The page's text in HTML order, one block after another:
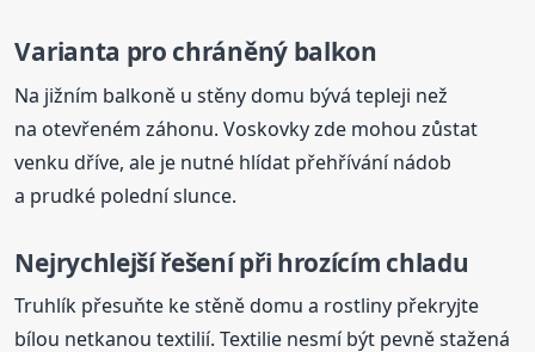
Varianta pro chráněný balkon
Na jižním balkoně u stěny domu bývá tepleji než
na otevřeném záhonu. Voskovky zde mohou zůstat
venku dříve, ale je nutné hlídat přehřívání nádob
a prudké polední slunce.
Nejrychlejší řešení při hrozícím chladu
Truhlík přesuňte ke stěně domu a rostliny překryjte
bílou netkanou textilií. Textilie nesmí být pevně stažená